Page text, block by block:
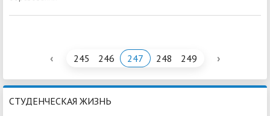
‹ 245 246 247 248 249 ›
СТУДЕНЧЕСКАЯ ЖИЗНЬ